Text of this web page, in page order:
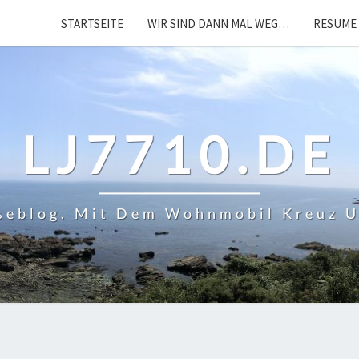
STARTSEITE WIR SIND DANN MAL WEG…
LJ7710.DE
Mit Dem Wohnmobil Kreuz